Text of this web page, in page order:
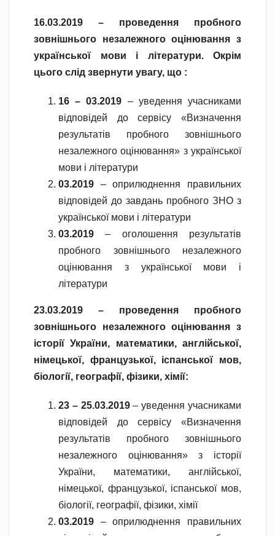
16.03.2019 –
проведення пробного
зовнішнього незалежного оцінювання з
української мови і літератури. Окрім
цього слід звернути увагу, що :
16 –03.2019 – уведення учасниками
відповідей до сервісу «Визначення
результатів пробного зовнішнього
незалежного оцінювання» з української
мови і літератури
03.2019 – оприлюднення правильних
відповідей до завдань пробного ЗНО з
української мови і літератури
03.2019 – оголошення результатів
пробного зовнішнього незалежного
оцінювання з української мови і
літератури
23.03.2019 – проведення пробного
зовнішнього незалежного оцінювання з
історії України, математики, англійської,
німецької, французької, іспанської мов,
біології, географії, фізики, хімії:
23 – 25.03.2019– уведення учасниками
відповідей до сервісу «Визначення
результатів пробного зовнішнього
незалежного оцінювання» з історії
України, математики, англійської,
німецької, французької, іспанської мов,
біології, географії, фізики, хімії
03.2019 – оприлюднення правильних